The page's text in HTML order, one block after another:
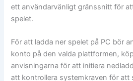
ett användarvänligt gränssnitt för
spelet.
För att ladda ner spelet på PC bör
konto på den valda plattformen,
anvisningarna för att initiera
att kontrollera systemkraven för att